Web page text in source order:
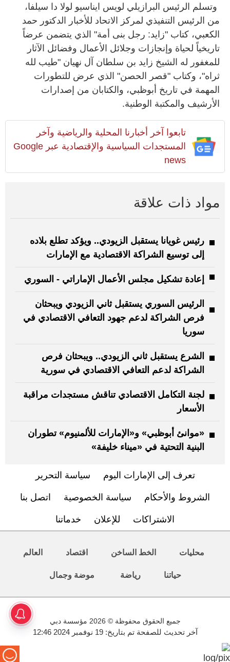
وتسلم الرئيس البرازيلي لويس ايناسيو لولا دا سيلفا،
من الرئيس التنفيذي لمركز الاتحاد للأخبار الدكتور حمد
الكعبي، كتاب "زايد: رجل بنى أمة" الذي يتضمن عرضاً
تاريخياً لحياة وإنجازات وجلائل الأعمال وفضائل الآثار
للمغفور له الشيخ زايد بن سلطان آل نهيان "طيب لله
ثراه"، وكتاب "قصر الحصن" الذي عرض للتطورات
المهمة في تاريخ أبوظبي، والكتابان من إصدارات
الأرشيف والمكتبة الوطنية.
تابعوا آخر أخبارنا المحلية والرياضية وآخر
المستجدات السياسية والإقتصادية عبر Google
news
مواد ذات علاقة
رئيس غويانا يستقبل الزيودي.. ويؤكد تطلع بلاده
إلى توسيع الشراكة الاقتصادية مع الإمارات
إعادة تشكيل مجلس الأعمال الإماراتي - السوري
الرئيس السوري يستقبل ثاني الزيودي ويبحثان
فرص الشراكة لدعم جهود التعافي الاقتصادي في
سوريا
الشرع يستقبل ثاني الزيودي.. ويبحثان فرص
الشراكة لدعم التعافي الاقتصادي في سورية
لجنة التكامل الاقتصادي تناقش مستجدات مراقبة
الأسعار
«موانئ أبوظبي» و«الإمارات للألمنيوم» تطوران
البنية التحتية في «ميناء خليفة»
تعرف إلى الإمارات اليوم سياسة التحرير
الشروط والأحكام سياسة الخصوصية اتصل بنا
الاشتراكات للإعلان خدماتنا
محليات الخط الساخن اقتصاد العالم
حياتنا رياضة موضة وجمال
جميع الحقوق محفوظة © 2026 مؤسسة دبي
آخر تحديث للصفحة تم بتاريخ: 19 نوفمبر 2024 12:46